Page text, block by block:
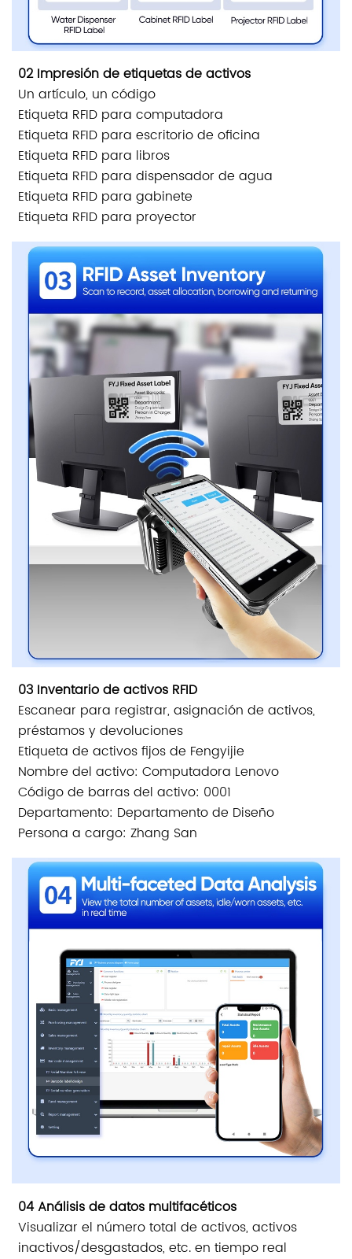
02 Impresión de etiquetas de activos
Un artículo, un código
Etiqueta RFID para computadora
Etiqueta RFID para escritorio de oficina
Etiqueta RFID para libros
Etiqueta RFID para dispensador de agua
Etiqueta RFID para gabinete
Etiqueta RFID para proyector
03 Inventario de activos RFID
Escanear para registrar, asignación de activos,
préstamos y devoluciones
Etiqueta de activos fijos de Fengyijie
Nombre del activo: Computadora Lenovo
Código de barras del activo: 0001
Departamento: Departamento de Diseño
Persona a cargo: Zhang San
04 Análisis de datos multifacéticos
Visualizar el número total de activos, activos
inactivos/desgastados, etc. en tiempo real